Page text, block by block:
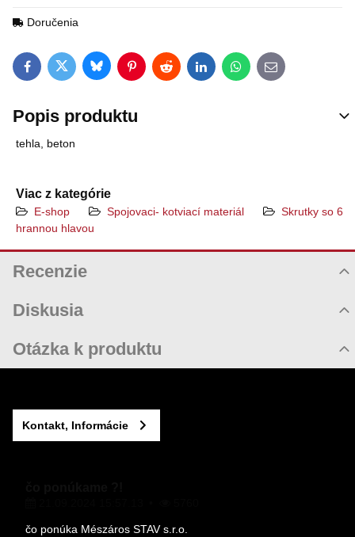
Doručenia
FacebookTwitterBlueskyPinterestRedditLinkedInWhatsApp
E-mail
Popis produktu
tehla, beton
Viac z kategórie
E-shop Spojovaci- kotviací materiál
Skrutky so 6
hrannou hlavou
Recenzie
Diskusia
Zatiaľ nie sú žiadne komentáre! Buďte prvý!
Otázka k produktu
Kontakt, Informácie
čo ponúka Mészáros STAV s.r.o.